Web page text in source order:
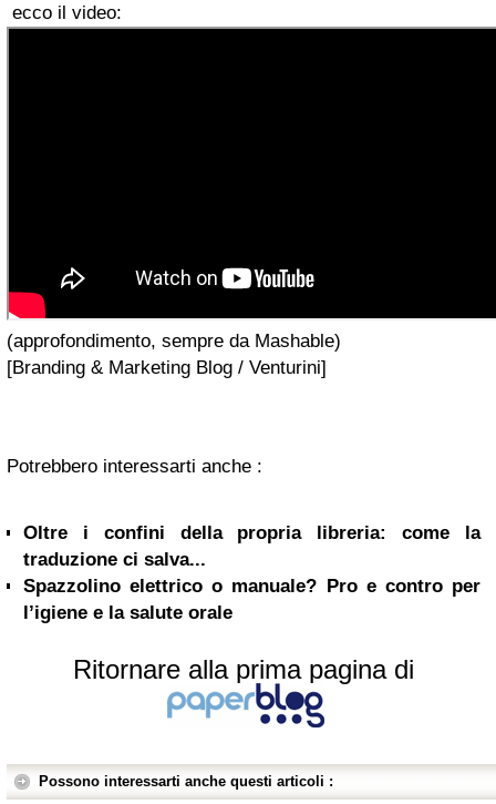
ecco il video:
(approfondimento, sempre da Mashable)
[Branding & Marketing Blog / Venturini]
Potrebbero interessarti anche :
Oltre i confini della propria libreria: come la
traduzione ci salva...
Spazzolino elettrico o manuale? Pro e contro per
l’igiene e la salute orale
Ritornare alla prima pagina di
Possono interessarti anche questi articoli :